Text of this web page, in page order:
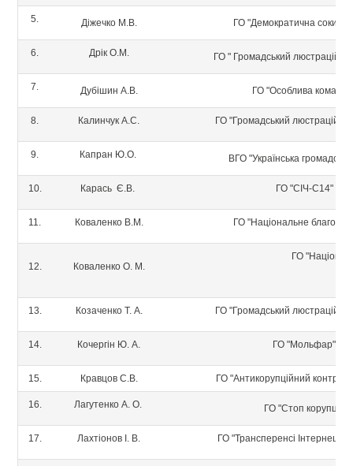
5. Діжечко М.В. ГО "Демократична сокира
6. Дрік О.М. ГО " Громадський
7. Дубішин А.В. ГО "Особлива
8. Калинчук А.С. ГО "Громадський
9. Капран Ю.О. ВГО "Українська
10. Карась Є.В. ГО "СІЧ-С14"
11. Коваленко В.М. ГО "Національне благо
12. Коваленко О. М.
ГО
13. Козаченко Т. А. ГО "Громадський
14. Кочергін Ю. А. ГО "Мольфар"
15. Кравцов С.В. ГО "Антикорупційний
16. Лагутенко А. О. ГО "Стоп корупції"
17. Лахтіонов І. В. ГО "Трансперенсі Інтернешнл